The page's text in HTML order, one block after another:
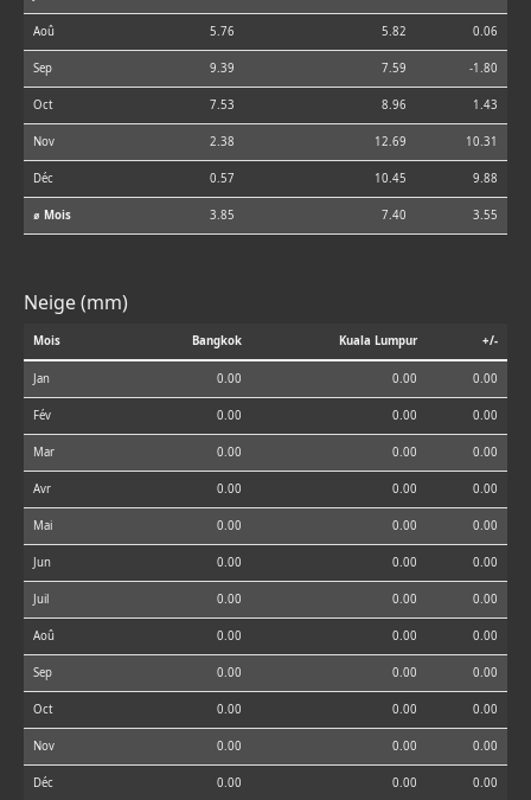
Aoû 5.76 5.82 0.06
Sep 9.39 7.59 -1.80
Oct 7.53 8.96 1.43
Nov 2.38 12.69 10.31
Déc 0.57 10.45 9.88
⌀ Mois 3.85 7.40 3.55
Neige (mm)
Mois Bangkok Kuala Lumpur +/-
Jan 0.00 0.00 0.00
Fév 0.00 0.00 0.00
Mar 0.00 0.00 0.00
Avr 0.00 0.00 0.00
Mai 0.00 0.00 0.00
Jun 0.00 0.00 0.00
Juil 0.00 0.00 0.00
Aoû 0.00 0.00 0.00
Sep 0.00 0.00 0.00
Oct 0.00 0.00 0.00
Nov 0.00 0.00 0.00
Déc 0.00 0.00 0.00